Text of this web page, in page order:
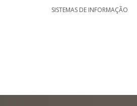
SISTEMAS DE INFORMAÇÃO